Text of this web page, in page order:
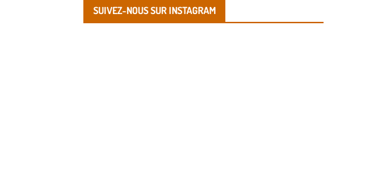
SUIVEZ-NOUS SUR INSTAGRAM